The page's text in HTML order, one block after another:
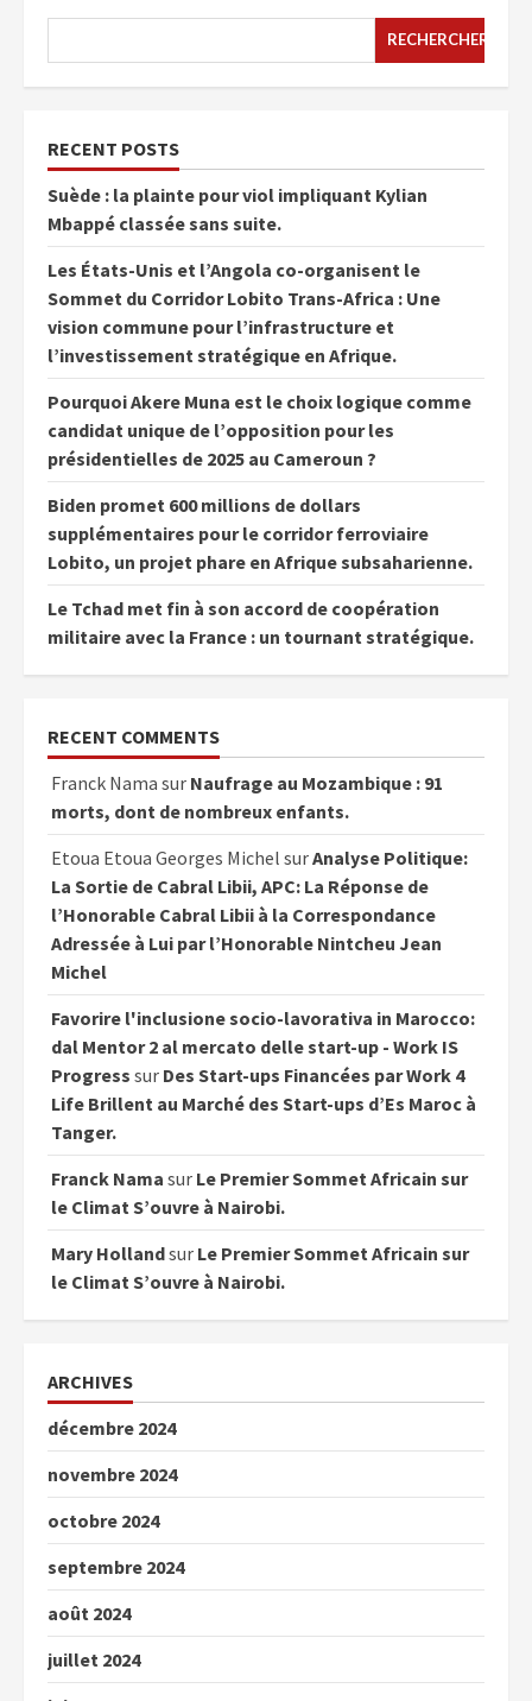
RECHERCHER
RECENT POSTS
Suède : la plainte pour viol impliquant Kylian
Mbappé classée sans suite.
Les États-Unis et l’Angola co-organisent le
Sommet du Corridor Lobito Trans-Africa : Une
vision commune pour l’infrastructure et
l’investissement stratégique en Afrique.
Pourquoi Akere Muna est le choix logique comme
candidat unique de l’opposition pour les
présidentielles de 2025 au Cameroun ?
Biden promet 600 millions de dollars
supplémentaires pour le corridor ferroviaire
Lobito, un projet phare en Afrique subsaharienne.
Le Tchad met fin à son accord de coopération
militaire avec la France : un tournant stratégique.
RECENT COMMENTS
Franck Nama sur Naufrage au Mozambique : 91
morts, dont de nombreux enfants.
Etoua Etoua Georges Michel surAnalyse Politique:
La Sortie de Cabral Libii, APC: La Réponse de
l’Honorable Cabral Libii à la Correspondance
Adressée à Lui par l’Honorable Nintcheu Jean
Michel
Favorire l'inclusione socio-lavorativa in Marocco:
dal Mentor 2 al mercato delle start-up - Work IS
Progress sur Des Start-ups Financées par Work 4
Life Brillent au Marché des Start-ups d’Es Maroc à
Tanger.
Franck Nama sur Le Premier Sommet Africain sur
le Climat S’ouvre à Nairobi.
Mary Hollandsur Le Premier Sommet Africain sur
le Climat S’ouvre à Nairobi.
ARCHIVES
décembre 2024
novembre 2024
octobre 2024
septembre 2024
août 2024
juillet 2024